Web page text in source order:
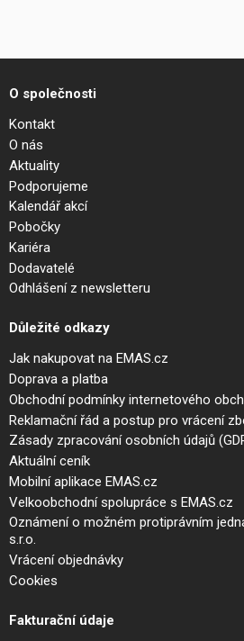
O společnosti
Kontakt
O nás
Aktuality
Podporujeme
Kalendář akcí
Pobočky
Kariéra
Dodavatelé
Odhlášení z newsletteru
Důležité odkazy
Jak nakupovat na EMAS.cz
Doprava a platba
Obchodní podmínky internetového
Reklamační řád a postup pro vrácení
Zásady zpracování osobních údajů
Aktuální ceník
Mobilní aplikace EMAS.cz
Velkoobchodní spolupráce s EMAS.cz
Oznámení o možném protiprávním
s.r.o.
Vrácení objednávky
Cookies
Fakturační údaje